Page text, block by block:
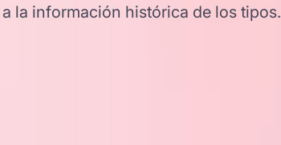
la información histórica de los tipos.